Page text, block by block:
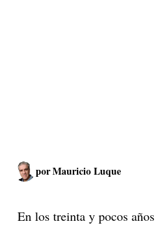
porMauricio Luque
En los treinta y pocos